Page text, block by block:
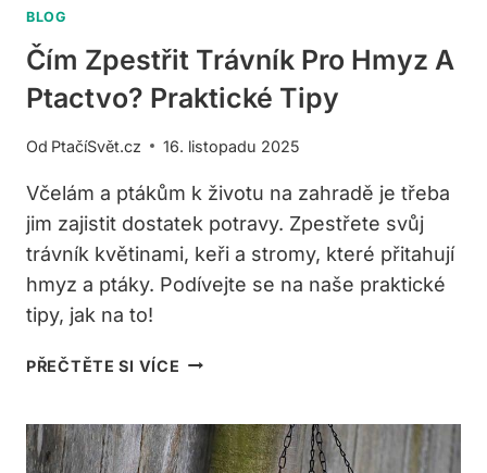
BLOG
Čím Zpestřit Trávník Pro Hmyz A
Ptactvo? Praktické Tipy
Od PtačíSvět.cz 16. listopadu 2025
Včelám a ptákům k životu na zahradě je třeba
jim zajistit dostatek potravy. Zpestřete svůj
trávník květinami, keři a stromy, které přitahují
hmyz a ptáky. Podívejte se na naše praktické
tipy, jak na to!
PŘEČTĚTE SI VÍCE ČÍM
PRO
HMYZ